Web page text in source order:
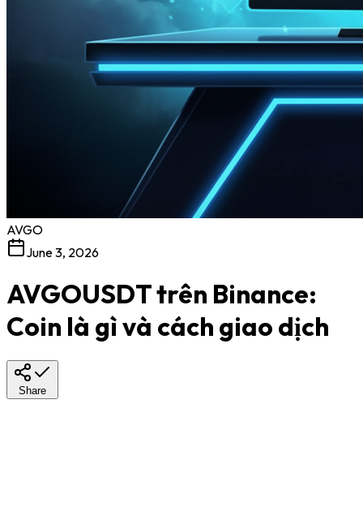
AVGO
June 3, 2026
AVGOUSDT trên Binance:
Coin là gì và cách giao dịch
Share